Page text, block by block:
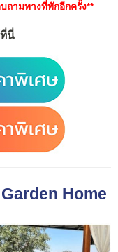
ถามทางที่พักอีกครั้ง**
นี่
Home